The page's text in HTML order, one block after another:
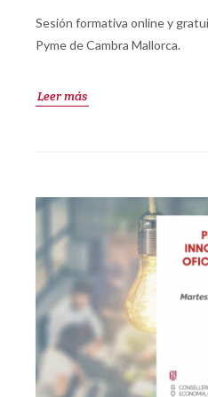
Sesión formativa online y
Pyme de Cambra Mallorca.
Leer más